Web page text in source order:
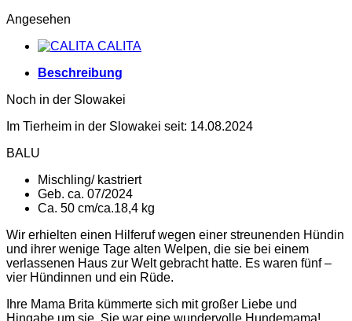
Angesehen
CALITA
Beschreibung
Noch in der Slowakei
Im Tierheim in der Slowakei seit: 14.08.2024
BALU
Mischling/ kastriert
Geb. ca. 07/2024
Ca. 50 cm/ca.18,4 kg
Wir erhielten einen Hilferuf wegen einer streunenden Hündin
und ihrer wenige Tage alten Welpen, die sie bei einem
verlassenen Haus zur Welt gebracht hatte. Es waren fünf –
vier Hündinnen und ein Rüde.
Ihre Mama Brita kümmerte sich mit großer Liebe und
Hingabe um sie. Sie war eine wundervolle Hundemama!